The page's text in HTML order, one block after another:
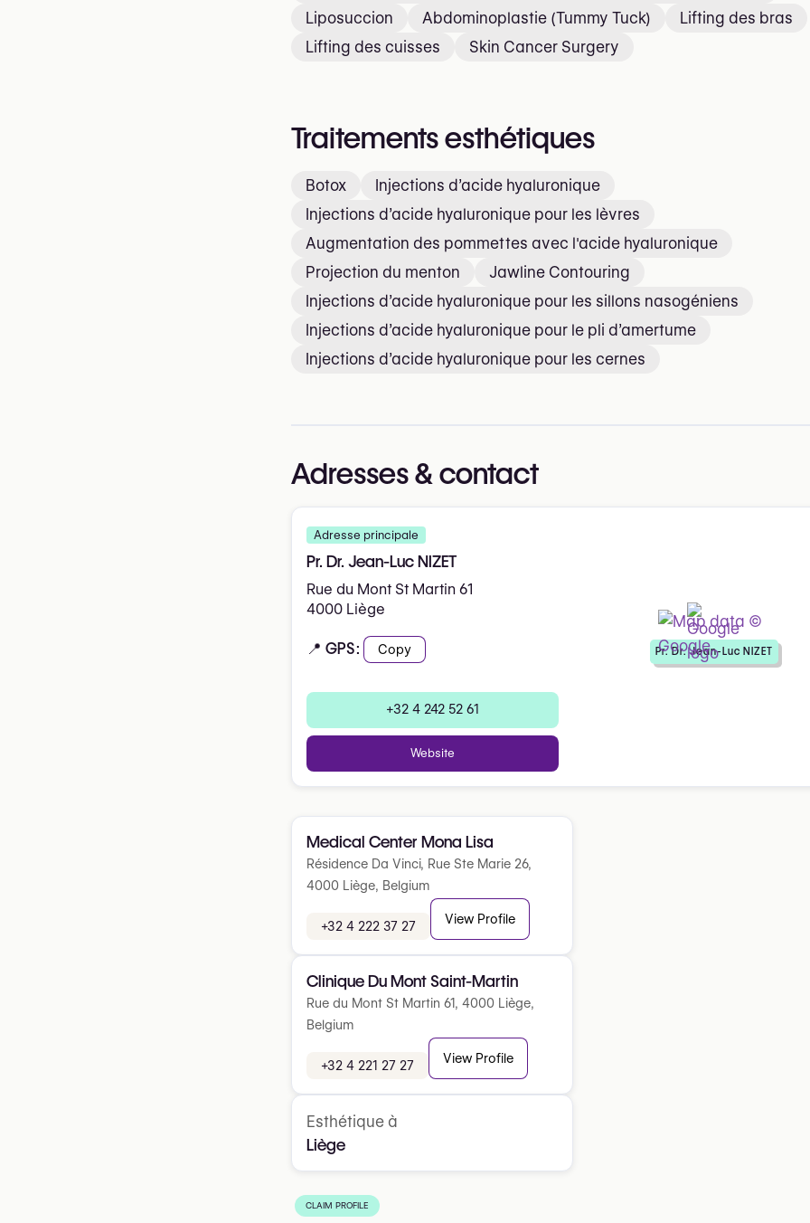
Liposuccion
Abdominoplastie (Tummy Tuck)
Lifting des bras
Lifting des cuisses
Skin Cancer Surgery
Traitements esthétiques
Botox
Injections d’acide hyaluronique
Injections d’acide hyaluronique pour les lèvres
Augmentation des pommettes avec l'acide hyaluronique
Projection du menton
Jawline Contouring
Injections d’acide hyaluronique pour les sillons nasogéniens
Injections d’acide hyaluronique pour le pli d’amertume
Injections d’acide hyaluronique pour les cernes
Adresses & contact
Adresse principale
Pr. Dr. Jean-Luc NIZET
Rue du Mont St Martin 61
4000 Liège
📍 GPS: Copy
+32 4 242 52 61
Website
Pr. Dr. Jean-Luc NIZET
Medical Center Mona Lisa
Résidence Da Vinci, Rue Ste Marie 26,
4000 Liège, Belgium
+32 4 222 37 27 View Profile
Clinique Du Mont Saint-Martin
Rue du Mont St Martin 61, 4000 Liège,
Belgium
+32 4 221 27 27 View Profile
Esthétique à
Liège
CLAIM PROFILE